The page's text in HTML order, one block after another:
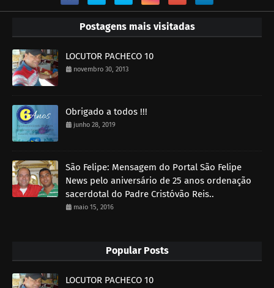
Postagens mais visitadas
LOCUTOR PACHECO 10
novembro 30, 2013
Obrigado a todos !!!
junho 28, 2019
São Felipe: Mensagem do Portal São Felipe
News pelo aniversário de 25 anos ordenação
sacerdotal do Padre Cristóvão Reis..
maio 15, 2016
Popular Posts
LOCUTOR PACHECO 10